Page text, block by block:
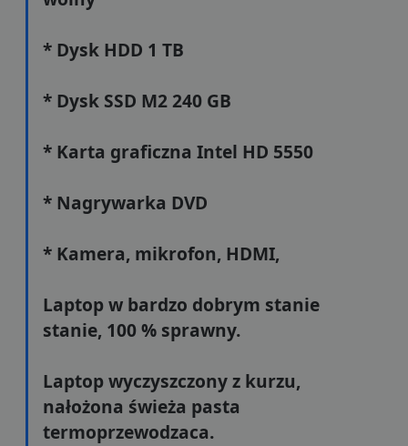
* Dysk HDD 1 TB
* Dysk SSD M2 240 GB
* Karta graficzna Intel HD 5550
* Nagrywarka DVD
* Kamera, mikrofon, HDMI,
Laptop w bardzo dobrym stanie
stanie, 100 % sprawny.
Laptop wyczyszczony z kurzu,
nałożona świeża pasta
termoprzewodzaca.